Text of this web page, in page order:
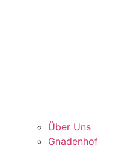
Über Uns
Gnadenhof